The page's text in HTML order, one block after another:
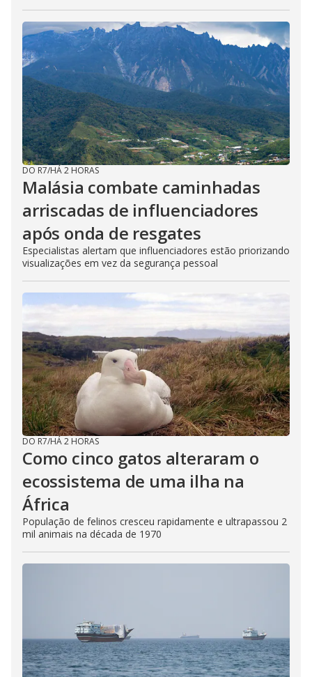
DO R7/HÁ 2 HORAS
Malásia combate caminhadas
arriscadas de influenciadores
após onda de resgates
Especialistas alertam que influenciadores estão priorizando
visualizações em vez da segurança pessoal
DO R7/HÁ 2 HORAS
Como cinco gatos alteraram o
ecossistema de uma ilha na
África
População de felinos cresceu rapidamente e ultrapassou 2
mil animais na década de 1970